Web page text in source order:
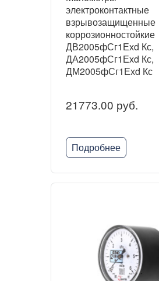
электроконтактные
взрывозащищенные
коррозионностойкие
ДВ2005фСг1Ехd Кс,
ДА2005фСг1Ехd Кс,
ДМ2005фСг1Ехd Кс
21773.00 руб.
Подробнее